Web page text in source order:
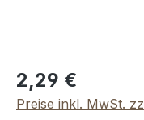
Regulärer Preis:
2,29 €
Preise inkl. MwSt.